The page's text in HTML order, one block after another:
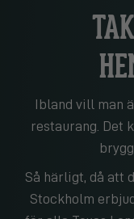
Ibland vill man
restaurang. Det
Så härligt, då att
Stockholm